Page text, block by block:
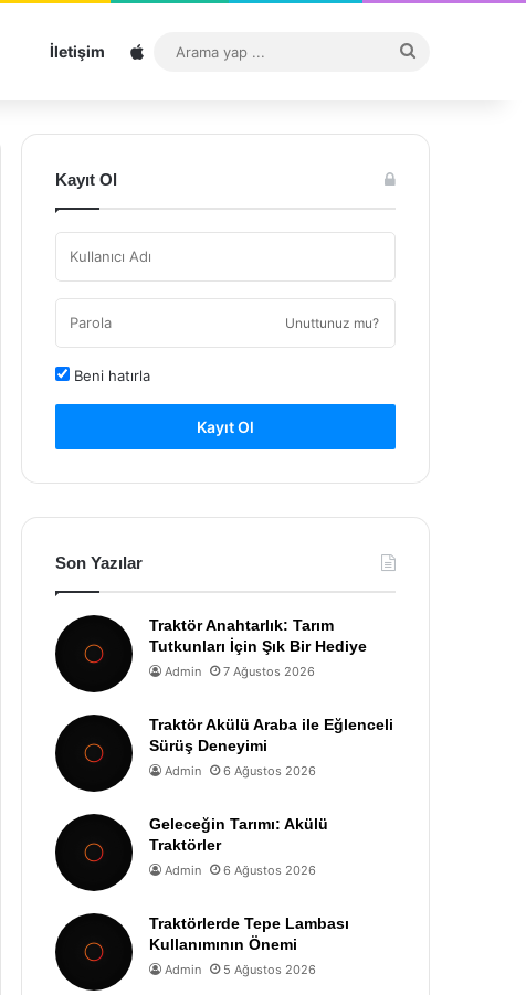
İletişim Sitemap
...
Kayıt Ol
Unuttunuz mu?
Beni hatırla
Kayıt Ol
Son Yazılar
Traktör Anahtarlık: Tarım
Tutkunları İçin Şık Bir Hediye
Admin 7 Ağustos 2026
Traktör Akülü Araba ile Eğlenceli
Sürüş Deneyimi
Admin 6 Ağustos 2026
Geleceğin Tarımı: Akülü
Traktörler
Admin 6 Ağustos 2026
Traktörlerde Tepe Lambası
Kullanımının Önemi
Admin 5 Ağustos 2026